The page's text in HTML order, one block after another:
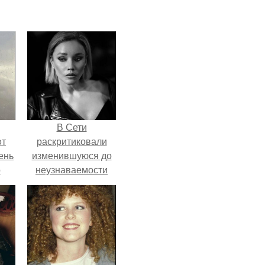
В Сети
раскритиковали
изменившуюся до
неузнаваемости
Марину зудину.